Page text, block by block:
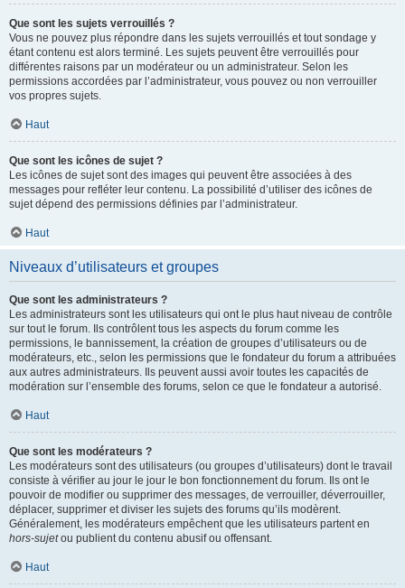
Que sont les sujets verrouillés ?
Vous ne pouvez plus répondre dans les sujets verrouillés et tout sondage y
étant contenu est alors terminé. Les sujets peuvent être verrouillés pour
différentes raisons par un modérateur ou un administrateur. Selon les
permissions accordées par l’administrateur, vous pouvez ou non verrouiller
vos propres sujets.
Haut
Que sont les icônes de sujet ?
Les icônes de sujet sont des images qui peuvent être associées à des
messages pour refléter leur contenu. La possibilité d’utiliser des icônes de
sujet dépend des permissions définies par l’administrateur.
Haut
Niveaux d’utilisateurs et groupes
Que sont les administrateurs ?
Les administrateurs sont les utilisateurs qui ont le plus haut niveau de contrôle
sur tout le forum. Ils contrôlent tous les aspects du forum comme les
permissions, le bannissement, la création de groupes d’utilisateurs ou de
modérateurs, etc., selon les permissions que le fondateur du forum a attribuées
aux autres administrateurs. Ils peuvent aussi avoir toutes les capacités de
modération sur l’ensemble des forums, selon ce que le fondateur a autorisé.
Haut
Que sont les modérateurs ?
Les modérateurs sont des utilisateurs (ou groupes d’utilisateurs) dont le travail
consiste à vérifier au jour le jour le bon fonctionnement du forum. Ils ont le
pouvoir de modifier ou supprimer des messages, de verrouiller, déverrouiller,
déplacer, supprimer et diviser les sujets des forums qu’ils modèrent.
Généralement, les modérateurs empêchent que les utilisateurs partent en
hors-sujetou publient du contenu abusif ou offensant.
Haut